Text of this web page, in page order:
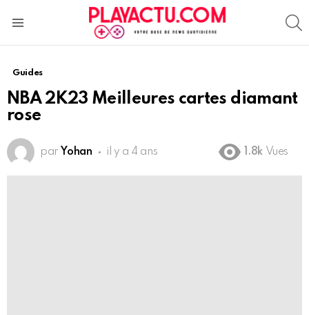
Guides
NBA 2K23 Meilleures cartes diamant
rose
par Yohan il y a 4 ans 1.8k Vues